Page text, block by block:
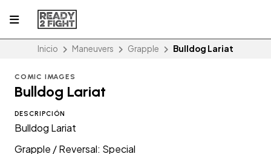
Inicio Maneuvers Grapple Bulldog Lariat
COMIC IMAGES
Bulldog Lariat
DESCRIPCIÓN
Bulldog Lariat
Grapple / Reversal: Special